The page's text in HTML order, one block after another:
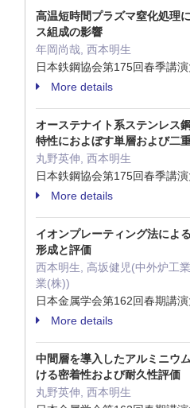
高温短時間プラズマ窒化処理
ス組成の影響
年岡尚哉, 西本明生
日本鉄鋼協会第175回春季講
More details
オーステナイト系ステンレス
特性におよぼす単層および二
丸野英伸, 西本明生
日本鉄鋼協会第175回春季講
More details
イオンプレーティング法によ
形成と評価
西本明生, 高坂健児(中外炉工
業(株))
日本金属学会第162回春期講
More details
中間層を導入したアルミニウ
ける密着性および耐久性評価
丸野英伸, 西本明生